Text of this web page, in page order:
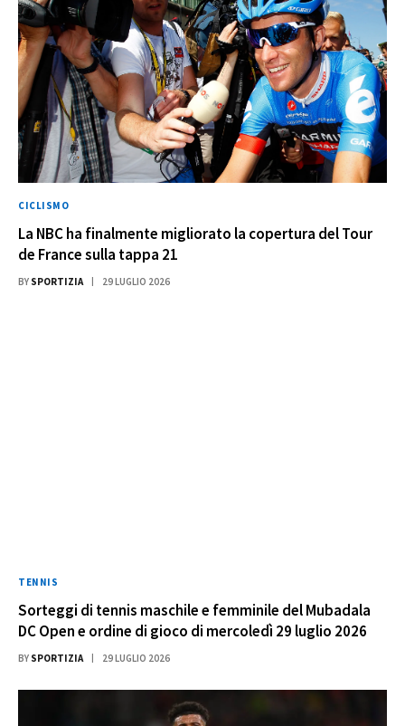
CICLISMO
La NBC ha finalmente migliorato la copertura del Tour
de France sulla tappa 21
BY SPORTIZIA 29 LUGLIO 2026
TENNIS
Sorteggi di tennis maschile e femminile del Mubadala
DC Open e ordine di gioco di mercoledì 29 luglio 2026
BY SPORTIZIA 29 LUGLIO 2026